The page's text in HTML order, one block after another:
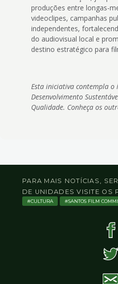
produções entre longas-
videoclipes, campanhas
independentes,
do audiovisual local e
destino estratégico para
Esta iniciativa contempla o
Desenvolvimento
Qualidade. Conheça os
PARA MAIS NOTÍCIAS,
DE UNIDADES VISITE OS
CULTURA SANTOS FILM